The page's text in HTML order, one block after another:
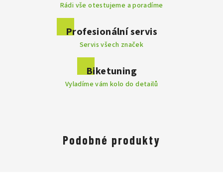
Rádi vše otestujeme a poradíme
Profesionální servis
Servis všech značek
Biketuning
Vyladíme vám kolo do detailů
Podobné produkty